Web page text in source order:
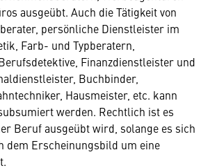
ausgeübt. Auch die Tätigkeit von
persönliche Dienstleister im
Farb- und Typberatern,
Finanzdienstleister und
Buchbinder,
Hausmeister, etc. kann
werden. Rechtlich ist es
Beruf ausgeübt wird, solange es sich
dem Erscheinungsbild um eine